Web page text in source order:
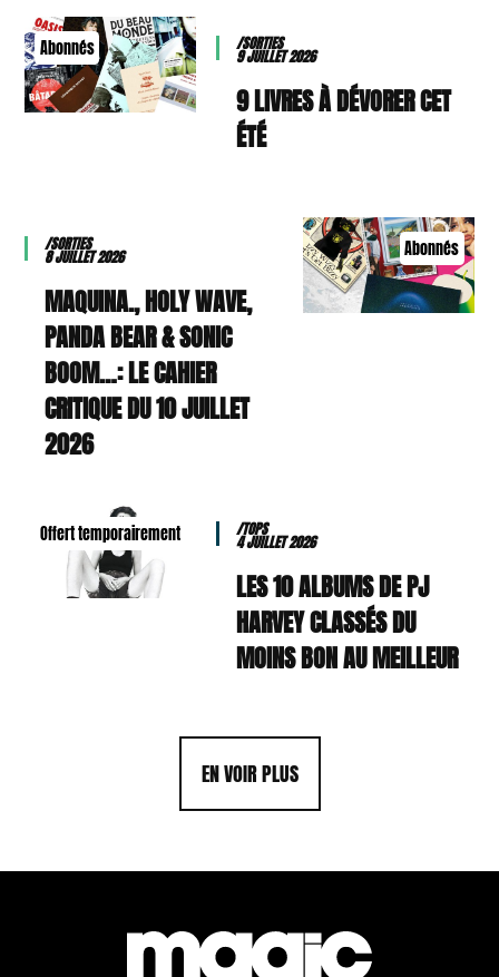
Abonnés /SORTIES
9 JUILLET 2026
9 LIVRES À DÉVORER CET
ÉTÉ
Abonnés
/SORTIES
8 JUILLET 2026
MAQUINA., HOLY WAVE,
PANDA BEAR & SONIC
BOOM…: LE CAHIER
CRITIQUE DU 10 JUILLET
2026
Offert temporairement /TOPS
4 JUILLET 2026
LES 10 ALBUMS DE PJ
HARVEY CLASSÉS DU
MOINS BON AU MEILLEUR
EN VOIR PLUS